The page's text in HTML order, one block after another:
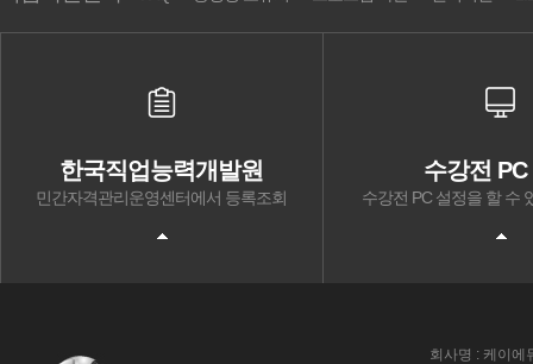
한국직업능력개발원
민간자격관리운영센터에서 등록조회
수강전
수강전 PC 설정을 할 수
회사명 : 케이에